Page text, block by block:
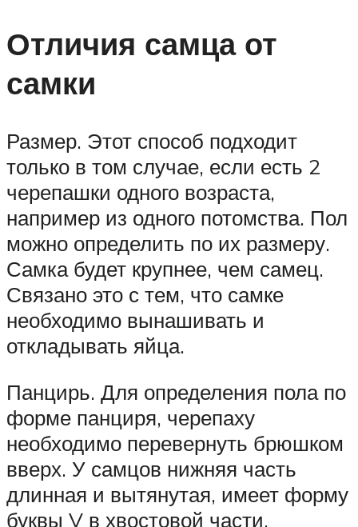
Отличия самца от
самки
Размер. Этот способ подходит
только в том случае, если есть 2
черепашки одного возраста,
например из одного потомства. Пол
можно определить по их размеру.
Самка будет крупнее, чем самец.
Связано это с тем, что самке
необходимо вынашивать и
откладывать яйца.
Панцирь. Для определения пола по
форме панциря, черепаху
необходимо перевернуть брюшком
вверх. У самцов нижняя часть
длинная и вытянутая, имеет форму
буквы V в хвостовой части.